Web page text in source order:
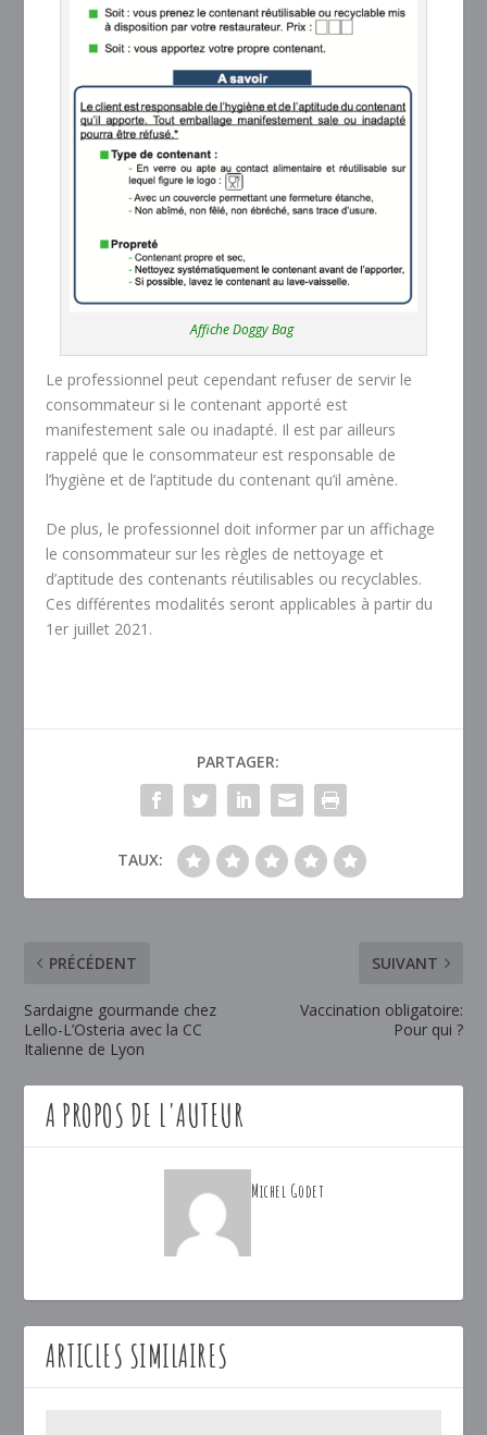
Affiche Doggy Bag
Le professionnel peut cependant refuser de servir le
consommateur si le contenant apporté est
manifestement sale ou inadapté. Il est par ailleurs
rappelé que le consommateur est responsable de
l’hygiène et de l’aptitude du contenant qu’il amène.
De plus, le professionnel doit informer par un affichage
le consommateur sur les règles de nettoyage et
d’aptitude des contenants réutilisables ou recyclables.
Ces différentes modalités seront applicables à partir du
1er juillet 2021.
PARTAGER:
TAUX:
PRÉCÉDENT
Sardaigne gourmande chez
Lello-L’Osteria avec la CC
Italienne de Lyon
SUIVANT
Vaccination obligatoire:
Pour qui ?
A PROPOS DE L'AUTEUR
Michel Godet
ARTICLES SIMILAIRES